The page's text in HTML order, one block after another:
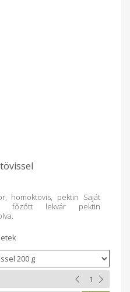
homoktövis, pektin Saját
főzőtt lekvár pektin